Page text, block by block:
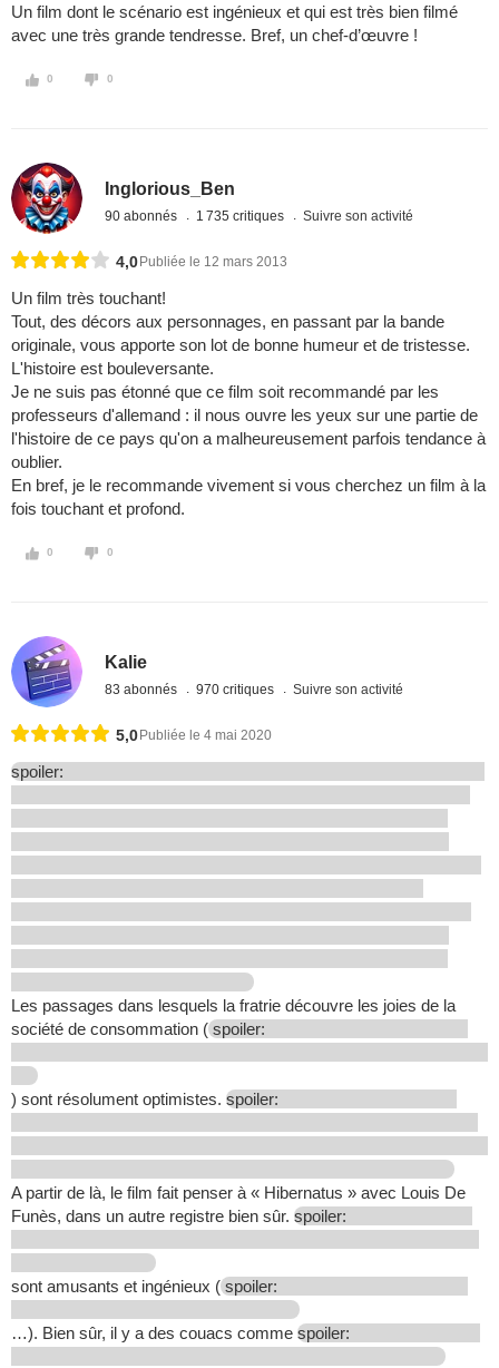
Un film dont le scénario est ingénieux et qui est très bien filmé
avec une très grande tendresse. Bref, un chef-d’œuvre !
0 0
Inglorious_Ben
90 abonnés 1 735 critiques Suivre son activité
4,0 Publiée le 12 mars 2013
Un film très touchant!
Tout, des décors aux personnages, en passant par la bande
originale, vous apporte son lot de bonne humeur et de tristesse.
L'histoire est bouleversante.
Je ne suis pas étonné que ce film soit recommandé par les
professeurs d'allemand : il nous ouvre les yeux sur une partie de
l'histoire de ce pays qu'on a malheureusement parfois tendance à
oublier.
En bref, je le recommande vivement si vous cherchez un film à la
fois touchant et profond.
0 0
Kalie
83 abonnés 970 critiques Suivre son activité
5,0 Publiée le 4 mai 2020
spoiler:
Les passages dans lesquels la fratrie découvre les joies de la
société de consommation ( spoiler:
) sont résolument optimistes. spoiler:
A partir de là, le film fait penser à « Hibernatus » avec Louis De
Funès, dans un autre registre bien sûr. spoiler:
sont amusants et ingénieux ( spoiler:
…). Bien sûr, il y a des couacs comme spoiler: